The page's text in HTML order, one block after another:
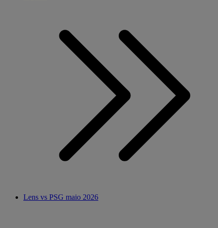
Lens vs PSG maio 2026